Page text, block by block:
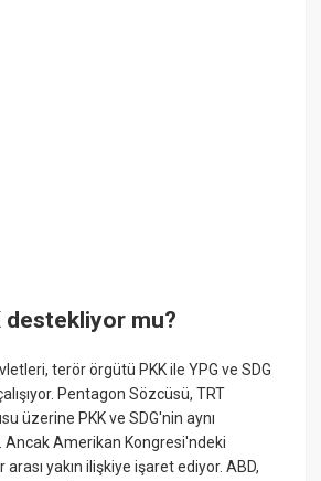
destekliyor mu?
terör örgütü PKK ile YPG ve SDG
Pentagon Sözcüsü, TRT
üzerine PKK ve SDG'nin aynı
Ancak Amerikan Kongresi'ndeki
yakın ilişkiye işaret ediyor. ABD,